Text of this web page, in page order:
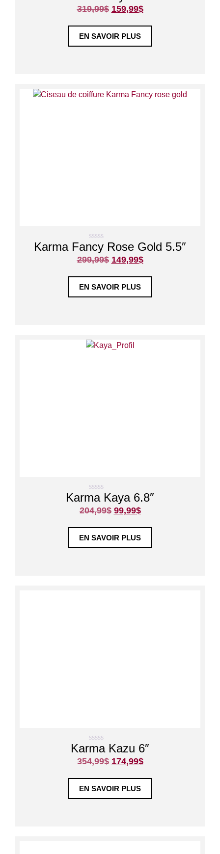
s
u
5
319,99$ 159,99$
EN SAVOIR PLUS
0
s
u
5
Karma Fancy Rose Gold 5.5″
299,99$ 149,99$
EN SAVOIR PLUS
0
u
5
Karma Kaya 6.8″
204,99$ 99,99$
EN SAVOIR PLUS
0
s
u
5
Karma Kazu 6″
354,99$ 174,99$
EN SAVOIR PLUS